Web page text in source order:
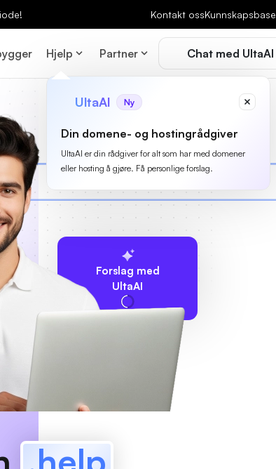
Kontakt ossKunnskapsbase
Hjelp Partner Chat med UltaAI
UltaAI Ny
Din domene- og hostingrådgiver
UltaAI er din rådgiver for alt som har med domener
eller hosting å gjøre. Få personlige forslag.
Forslag med
UltaAI